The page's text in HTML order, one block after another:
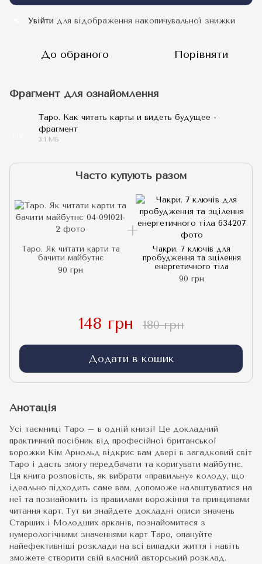
Увійти для відображення накопичувальної знижки
До обраного Порівняти
Фрагмент для ознайомлення
Таро. Как читать карты и видеть будущее -
фрагмент
3.1 МБ
Часто купують разом
Таро. Як читати карти та
бачити майбутнє
90 грн
Чакри. 7 ключів для
пробудження та зцілення
енергетичного тіла
90 грн
148 грн 180 грн
Додати в кошик
Анотація
Усі таємниці Таро – в одній книзі! Це докладний
практичний посібник від професійної британської
ворожки Кім Арнольд відкриє вам двері в загадковий світ
Таро і дасть змогу передбачати та коригувати майбутнє.
Ця книга розповість, як вибрати «правильну» колоду, що
ідеально підходить саме вам, допоможе налаштуватися на
неї та познайомить із правилами ворожіння та принципами
читання карт. Тут ви знайдете докладні описи значень
Старших і Молодших арканів, познайомитеся з
нумерологічними значеннями карт Таро, опануйте
найефективніші розклади на всі випадки життя і навіть
зможете створити свій власний авторський розклад.